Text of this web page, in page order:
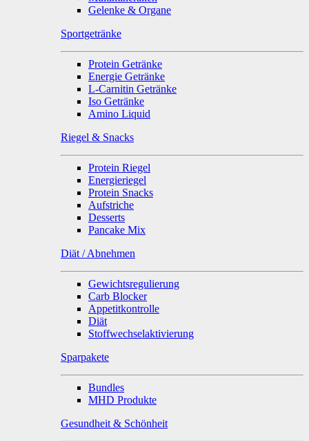
Gelenke & Organe
Sportgetränke
Protein Getränke
Energie Getränke
L-Carnitin Getränke
Iso Getränke
Amino Liquid
Riegel & Snacks
Protein Riegel
Energieriegel
Protein Snacks
Aufstriche
Desserts
Pancake Mix
Diät / Abnehmen
Gewichtsregulierung
Carb Blocker
Appetitkontrolle
Diät
Stoffwechselaktivierung
Sparpakete
Bundles
MHD Produkte
Gesundheit & Schönheit